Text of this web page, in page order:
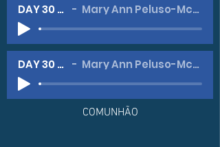
DAY 30 -#2 Mary Ann Peluso-McGahan
DAY 30 -#3 Mary Ann Peluso-McGahan
COMUNHÃO